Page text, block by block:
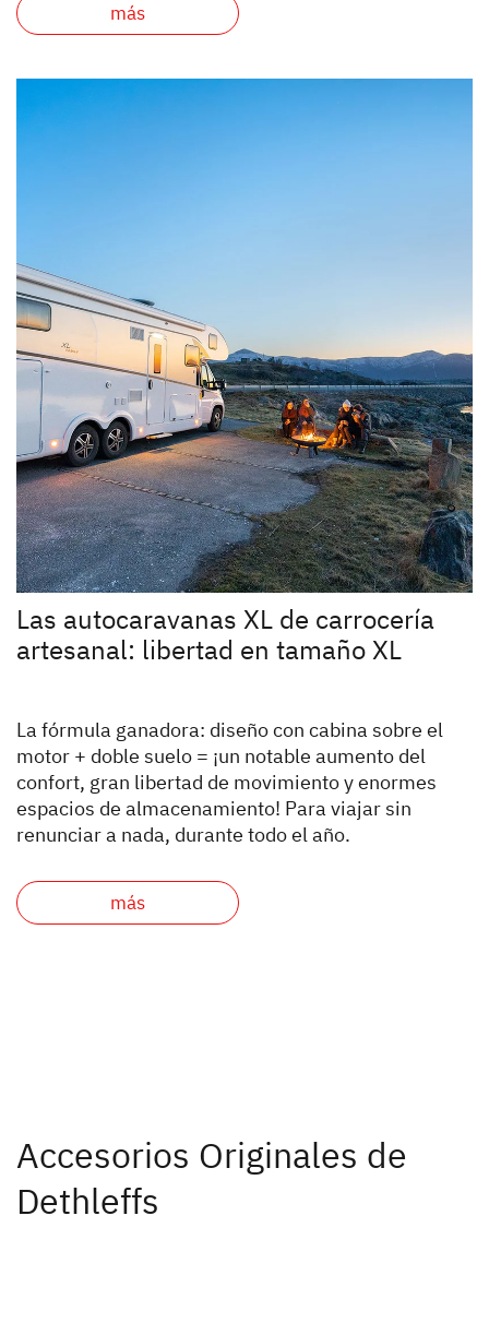
más
Las autocaravanas XL de carrocería
artesanal: libertad en tamaño XL
La fórmula ganadora: diseño con cabina sobre el
motor + doble suelo = ¡un notable aumento del
confort, gran libertad de movimiento y enormes
espacios de almacenamiento! Para viajar sin
renunciar a nada, durante todo el año.
más
Accesorios Originales de
Dethleffs